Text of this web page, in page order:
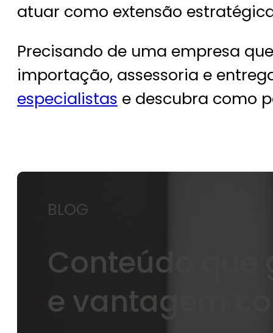
atuar como extensão
Precisando de uma empresa
importação, assessoria e
especialistas e descubra como
BLOG
Conteúdo
e vantagem